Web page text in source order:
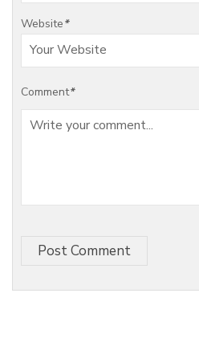
Website*
Comment*
Post Comment